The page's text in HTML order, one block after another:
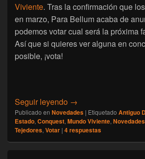
Viviente. Tras la confirmación que
en marzo, Para Bellum acaba de
podemos votar cual será la próxima
Así que si quieres ver alguna en
posible, ¡vota!
Seguir leyendo [Conquest] Elige
→
Publicado en Novedades | Etiquetado Antiguo
Estado, Conquest, Mundo Viviente, Novedades
Tejedores, Votar | 4respuestas